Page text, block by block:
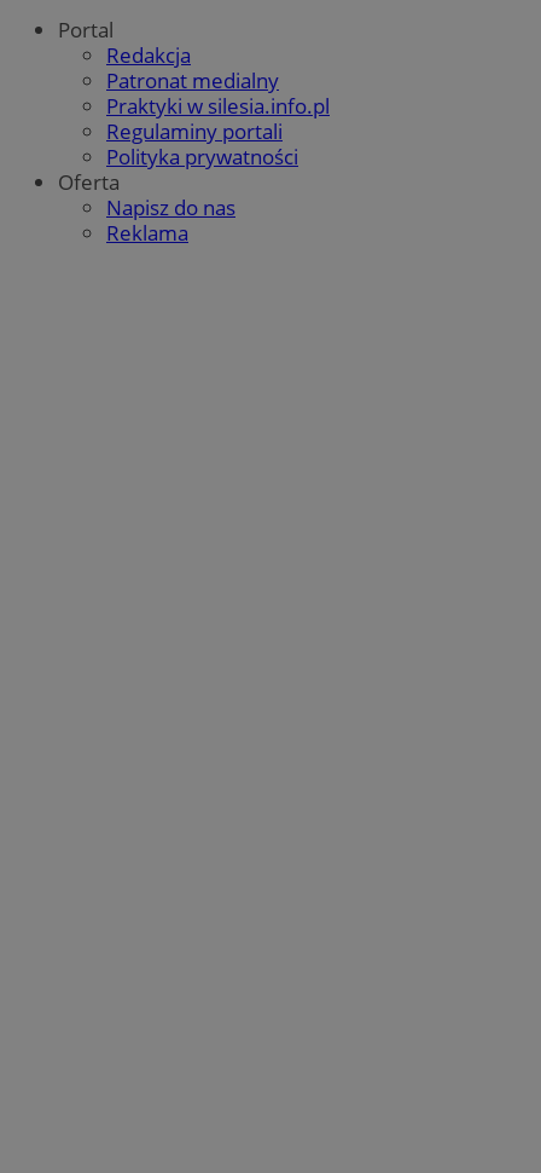
Portal
Redakcja
Patronat medialny
Praktyki w silesia.info.pl
Regulaminy portali
Polityka prywatności
Oferta
Napisz do nas
Reklama